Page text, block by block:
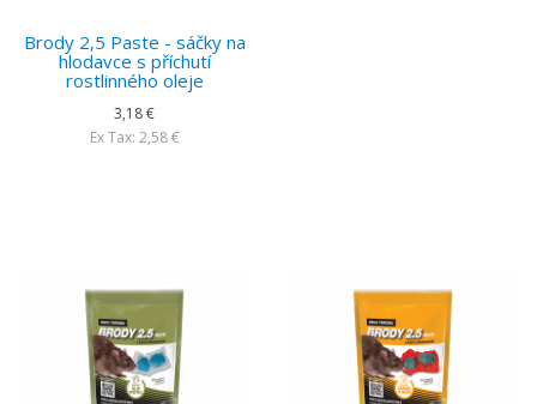
Brody 2,5 Paste - sáčky na
hlodavce s příchutí
rostlinného oleje
3,18 €
Ex Tax: 2,58 €